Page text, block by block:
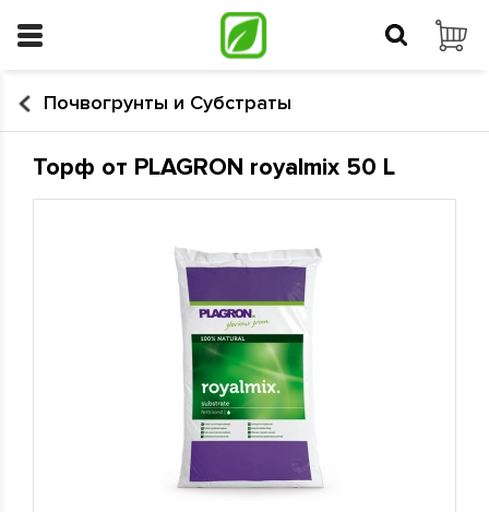
Почвогрунты и Субстраты
Торф от PLAGRON royalmix 50 L